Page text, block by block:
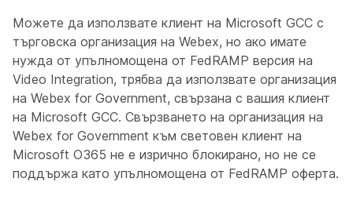
Можете да използвате клиент на Microsoft GCC с
търговска организация на Webex, но ако имате
нужда от упълномощена от FedRAMP версия на
Video Integration, трябва да използвате организация
на Webex for Government, свързана с вашия клиент
на Microsoft GCC. Свързването на организация на
Webex for Government към световен клиент на
Microsoft O365 не е изрично блокирано, но не се
поддържа като упълномощена от FedRAMP оферта.